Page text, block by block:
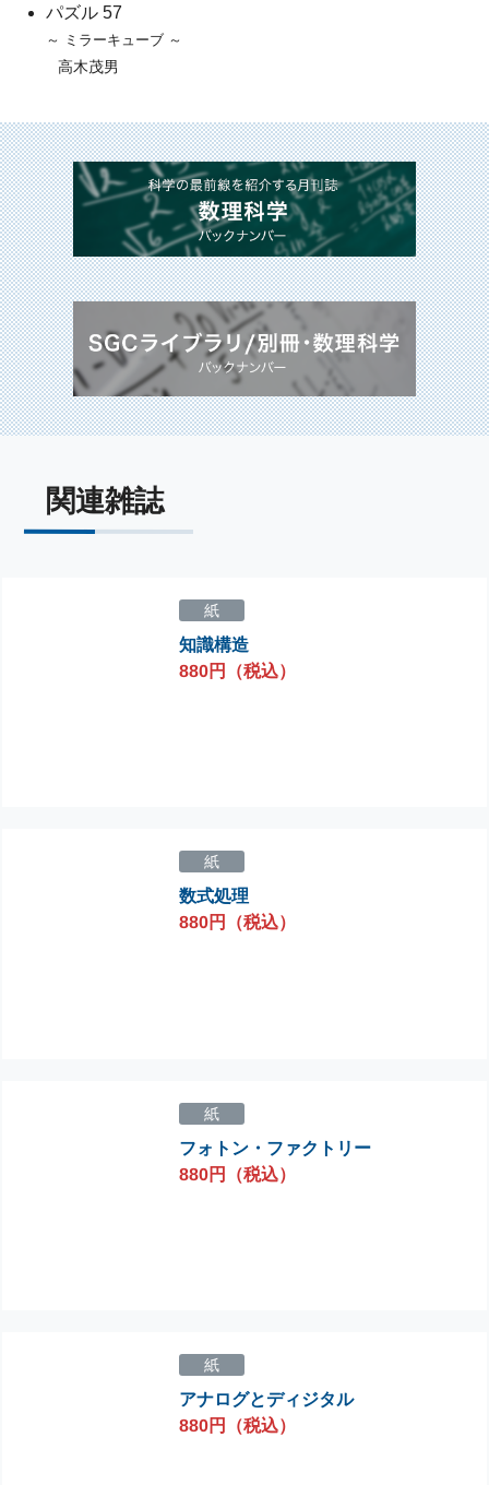
パズル 57
～ ミラーキューブ ～
高木茂男
関連雑誌
紙
知識構造
880円（税込）
紙
数式処理
880円（税込）
紙
フォトン・ファクトリー
880円（税込）
紙
アナログとディジタル
880円（税込）